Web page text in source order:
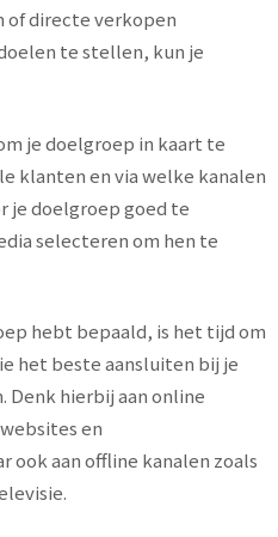
of directe verkopen
te stellen, kun je
je doelgroep in kaart te
klanten en via welke kanalen
je doelgroep goed te
selecteren om hen te
hebt bepaald, is het tijd om
het beste aansluiten bij je
Denk hierbij aan online
en
ook aan offline kanalen zoals